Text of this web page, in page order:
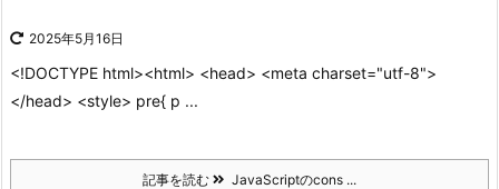
2025年5月16日
<!DOCTYPE html><html> <head> <meta charset="utf-8">
</head> <style> pre{ p ...
記事を読む JavaScriptのcons ...